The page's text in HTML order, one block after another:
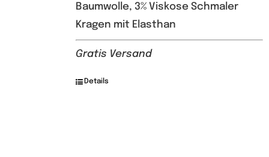
Baumwolle, 3% Viskose Schmaler
Kragen mit Elasthan
Gratis Versand
Details